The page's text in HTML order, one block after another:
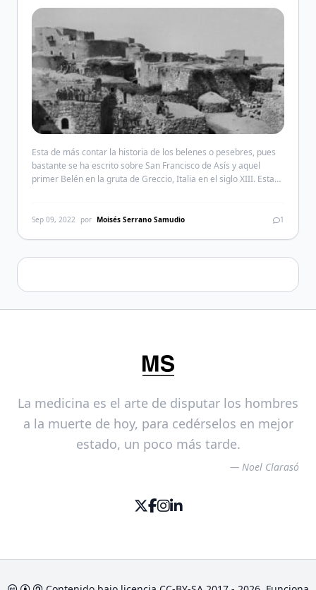
Esta de más contar la historia de los belenes o pesebres, pues
bastante se ha escrito sobre San Francisco de Asís y aquel
primer Belén en la gruta de Greccio, Italia en el siglo XIII. Esta
Sep 09, 2022 por Moisés Serrano Samudio 1
La medicina es el arte de disputar los hombres
a la muerte de hoy, para cedérselos en mejor
estado, un poco más tarde.
— Noel Clarasó